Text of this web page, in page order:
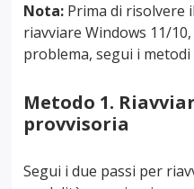
Nota: Prima di risolvere
riavviare Windows 11/
problema, segui i metodi
Metodo 1.
provvisoria
Segui i due passi per